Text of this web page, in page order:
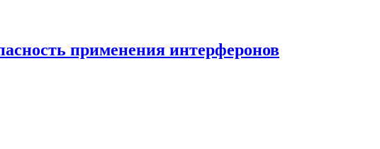
применения интерферонов